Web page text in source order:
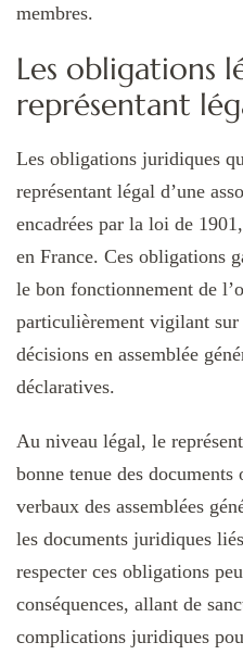
membres.
Les obligations
représentant
Les obligations juridiques
représentant légal d’une
encadrées par la loi de
en France. Ces obligations
le bon fonctionnement de
particulièrement vigilant sur
décisions en assemblée
déclaratives.
Au niveau légal, le
bonne tenue des
verbaux des assemblées
les documents juridiques
respecter ces obligations
conséquences, allant de
complications juridiques